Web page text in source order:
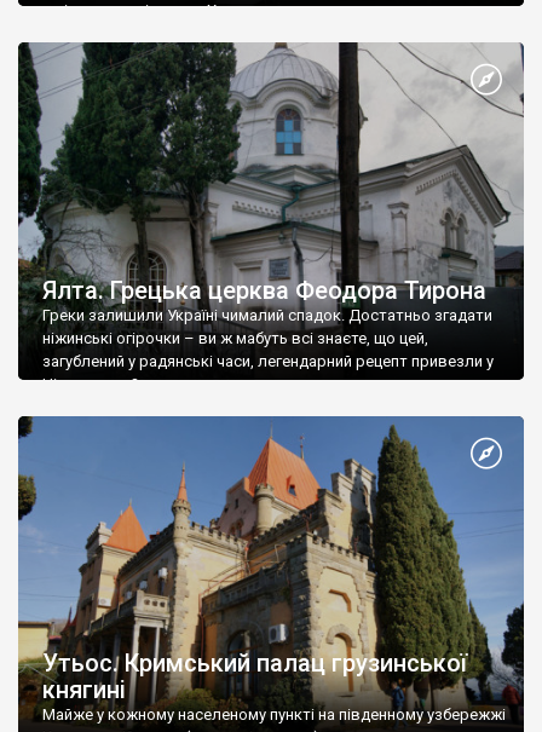
є відданими вірянами Христа
Ялта. Грецька церква Феодора Тирона
Греки залишили Україні чималий спадок. Достатньо згадати
ніжинські огірочки – ви ж мабуть всі знаєте, що цей,
загублений у радянські часи, легендарний рецепт привезли у
Ніжин греки?
Утьос. Кримський палац грузинської
княгині
Майже у кожному населеному пункті на південному узбережжі